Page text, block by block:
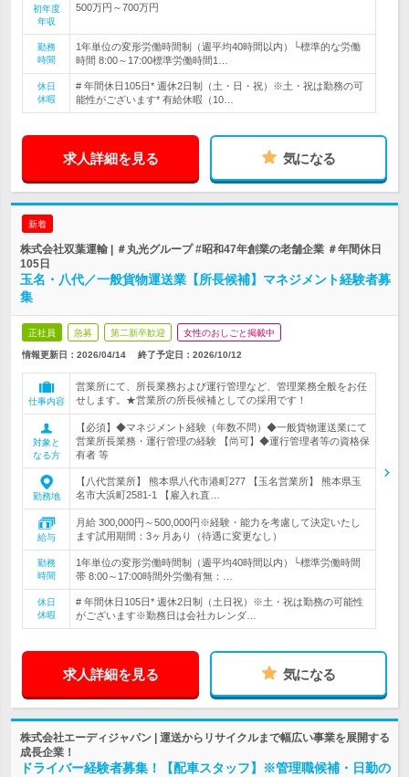
初年度
年収
500万円～700万円
勤務
時間
1年単位の変形労働時間制（週平均40時間以内）└標準的な労働
時間 8:00～17:00標準労働時間1…
休日
休暇
# 年間休日105日* 週休2日制（土・日・祝）※土・祝は勤務の可
能性がございます* 有給休暇（10…
求人詳細を見る 気になる
新着
株式会社双葉運輸 | ＃丸光グループ #昭和47年創業の老舗企業 ＃年間休日
105日
玉名・八代／一般貨物運送業【所長候補】マネジメント経験者募
集
正社員 急募 第二新卒歓迎 女性のおしごと掲載中
情報更新日：2026/04/14 終了予定日： 2026/10/12
仕事内容
営業所にて、所長業務および運行管理など、管理業務全般をお任
せします。★営業所の所長候補としての採用です！
対象と
なる方
【必須】◆マネジメント経験（年数不問）◆一般貨物運送業にて
営業所長業務・運行管理の経験 【尚可】◆運行管理者等の資格保
有者 等
勤務地
【八代営業所】 熊本県八代市港町277 【玉名営業所】 熊本県玉
名市大浜町2581-1 【雇入れ直…
給与
月給 300,000円～500,000円※経験・能力を考慮して決定いたし
ます試用期間：3ヶ月あり（待遇に変更なし）
勤務
時間
1年単位の変形労働時間制（週平均40時間以内）└標準労働時間
帯 8:00～17:00時間外労働有無：…
休日
休暇
# 年間休日105日* 週休2日制（土日祝）※土・祝は勤務の可能性
がございます※勤務日は会社カレンダ…
求人詳細を見る 気になる
株式会社エーディジャパン | 運送からリサイクルまで幅広い事業を展開する
成長企業！
ドライバー経験者募集！【配車スタッフ】※管理職候補・日勤の